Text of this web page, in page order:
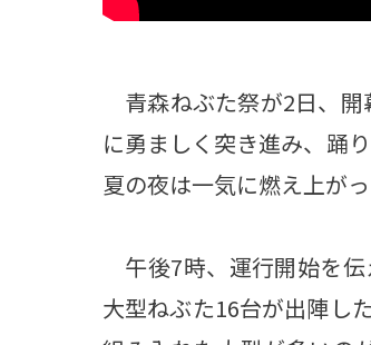
青森ねぶた祭が2日、開
に勇ましく突き進み、踊
夏の夜は一気に燃え上がっ
午後7時、運行開始を
大型ねぶた16台が出陣し